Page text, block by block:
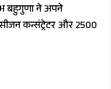
बहुगुणा ने अपने
कन्संट्रेटर और 2500